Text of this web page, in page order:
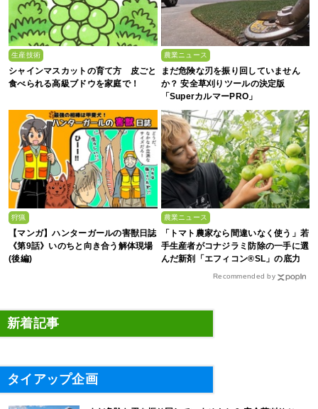
生産技術
シャインマスカットの育て方 皮ごと
食べられる高級ブドウを家庭で！
農業ニュース
まだ危険な刃を振り回していません
か？ 安全草刈りツールの決定版
「SuperカルマーPRO」
狩猟
【マンガ】ハンターガールの害獣日誌
《第9話》いのちと向き合う解体現場
(後編)
農業ニュース
「トマト農家なら間違いなく使う」若
手生産者がコナジラミ防除の一手に選
んだ新剤「エフィコン®SL」の底力
Recommended by
新着記事
タイアップ企画